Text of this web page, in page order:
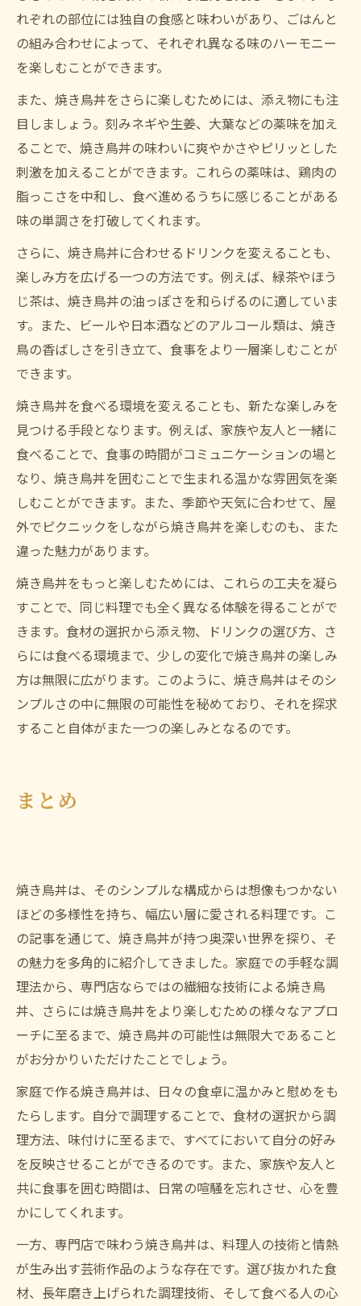
れぞれの部位には独自の食感と味わいがあり、ごはんと
の組み合わせによって、それぞれ異なる味のハーモニー
を楽しむことができます。
また、焼き鳥丼をさらに楽しむためには、添え物にも注
目しましょう。刻みネギや生姜、大葉などの薬味を加え
ることで、焼き鳥丼の味わいに爽やかさやピリッとした
刺激を加えることができます。これらの薬味は、鶏肉の
脂っこさを中和し、食べ進めるうちに感じることがある
味の単調さを打破してくれます。
さらに、焼き鳥丼に合わせるドリンクを変えることも、
楽しみ方を広げる一つの方法です。例えば、緑茶やほう
じ茶は、焼き鳥丼の油っぽさを和らげるのに適していま
す。また、ビールや日本酒などのアルコール類は、焼き
鳥の香ばしさを引き立て、食事をより一層楽しむことが
できます。
焼き鳥丼を食べる環境を変えることも、新たな楽しみを
見つける手段となります。例えば、家族や友人と一緒に
食べることで、食事の時間がコミュニケーションの場と
なり、焼き鳥丼を囲むことで生まれる温かな雰囲気を楽
しむことができます。また、季節や天気に合わせて、屋
外でピクニックをしながら焼き鳥丼を楽しむのも、また
違った魅力があります。
焼き鳥丼をもっと楽しむためには、これらの工夫を凝ら
すことで、同じ料理でも全く異なる体験を得ることがで
きます。食材の選択から添え物、ドリンクの選び方、さ
らには食べる環境まで、少しの変化で焼き鳥丼の楽しみ
方は無限に広がります。このように、焼き鳥丼はそのシ
ンプルさの中に無限の可能性を秘めており、それを探求
すること自体がまた一つの楽しみとなるのです。
まとめ
焼き鳥丼は、そのシンプルな構成からは想像もつかない
ほどの多様性を持ち、幅広い層に愛される料理です。こ
の記事を通じて、焼き鳥丼が持つ奥深い世界を探り、そ
の魅力を多角的に紹介してきました。家庭での手軽な調
理法から、専門店ならではの繊細な技術による焼き鳥
丼、さらには焼き鳥丼をより楽しむための様々なアプロ
ーチに至るまで、焼き鳥丼の可能性は無限大であること
がお分かりいただけたことでしょう。
家庭で作る焼き鳥丼は、日々の食卓に温かみと慰めをも
たらします。自分で調理することで、食材の選択から調
理方法、味付けに至るまで、すべてにおいて自分の好み
を反映させることができるのです。また、家族や友人と
共に食事を囲む時間は、日常の喧騒を忘れさせ、心を豊
かにしてくれます。
一方、専門店で味わう焼き鳥丼は、料理人の技術と情熱
が生み出す芸術作品のような存在です。選び抜かれた食
材、長年磨き上げられた調理技術、そして食べる人の心